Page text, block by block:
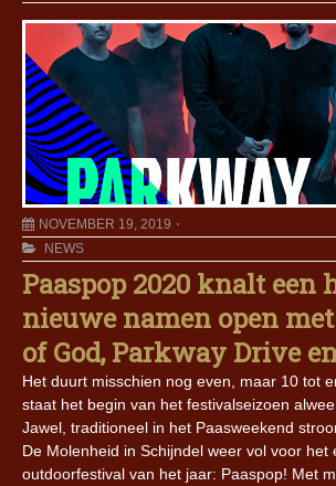
NOVEMBER 19, 2019
NEWS
Paaspop 2020 knalt een
nieuwe namen open
of God, Parkway Drive
Het duurt misschien nog even, maar 10 tot
staat het begin van het festivalseizoen
Jawel, traditioneel in het Paasweekend
De Molenheid in Schijndel weer vol voor het
outdoorfestival van het jaar: Paaspop! Met